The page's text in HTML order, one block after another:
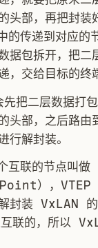
头部，再把封装
传递到对应的
据包拆开，把二
，交给目标的终
把二层数据打
头部，之后路由
行解封装。
互联的节点叫
），VTEP
封装 VxLAN
联的，所以